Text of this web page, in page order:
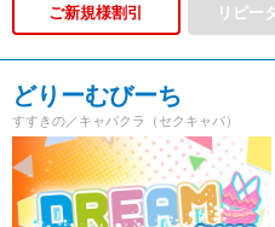
ご新規様割引
どりーむびーち
すすきの／キャバクラ（セクキャバ）